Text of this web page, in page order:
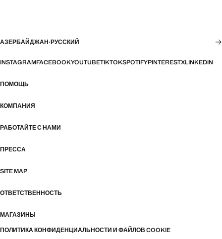
АЗЕРБАЙДЖАН·РУССКИЙ
INSTAGRAMFACEBOOKYOUTUBETIKTOKSPOTIFYPINTERESTXLINKEDIN
ПОМОЩЬ
КОМПАНИЯ
РАБОТАЙТЕ С НАМИ
ПРЕССА
SITE MAP
ОТВЕТСТВЕННОСТЬ
МАГАЗИНЫ
ПОЛИТИКА КОНФИДЕНЦИАЛЬНОСТИ И ФАЙЛОВ COOKIE